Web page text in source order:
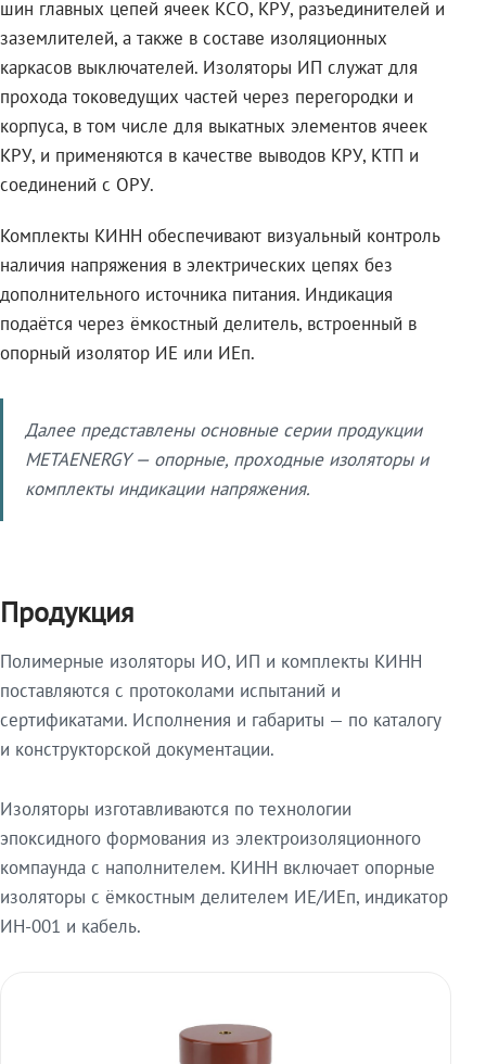
шин главных цепей ячеек КСО, КРУ, разъединителей и
заземлителей, а также в составе изоляционных
каркасов выключателей. Изоляторы ИП служат для
прохода токоведущих частей через перегородки и
корпуса, в том числе для выкатных элементов ячеек
КРУ, и применяются в качестве выводов КРУ, КТП и
соединений с ОРУ.
Комплекты КИНН обеспечивают визуальный контроль
наличия напряжения в электрических цепях без
дополнительного источника питания. Индикация
подаётся через ёмкостный делитель, встроенный в
опорный изолятор ИЕ или ИЕп.
Далее представлены основные серии продукции
METAENERGY — опорные, проходные изоляторы и
комплекты индикации напряжения.
Продукция
Полимерные изоляторы ИО, ИП и комплекты КИНН
поставляются с протоколами испытаний и
сертификатами. Исполнения и габариты — по каталогу
и конструкторской документации.
Изоляторы изготавливаются по технологии
эпоксидного формования из электроизоляционного
компаунда с наполнителем. КИНН включает опорные
изоляторы с ёмкостным делителем ИЕ/ИЕп, индикатор
ИН-001 и кабель.